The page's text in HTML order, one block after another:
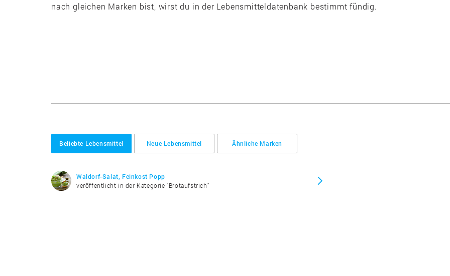
nach gleichen Marken bist, wirst du in der Lebensmitteldatenbank bestimmt fündig.
Beliebte Lebensmittel Neue Lebensmittel Ähnliche Marken
Waldorf-Salat, Feinkost Popp
veröffentlicht in der Kategorie "Brotaufstrich"